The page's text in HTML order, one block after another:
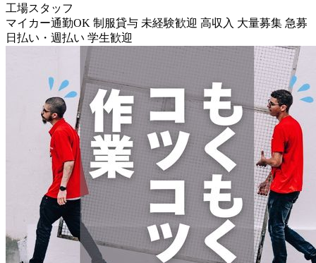
工場スタッフ
マイカー通勤OK 制服貸与 未経験歓迎 高収入 大量募集 急募
日払い・週払い 学生歓迎